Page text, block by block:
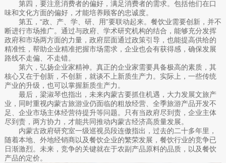
第四，要注意消费者的偏好，满足消费者的需求。包括他们在口
味和文化方面的偏好，才能培养顾客的忠诚度。
第五，“政、产、学、研、用”要联动起来。餐饮业需要创新，并不
断进行市场推广。通过与政府、学术研究机构的结合，能够充分发挥
政府和市场两方面的力量，政府层面通过政策引导，也能提高供给的
精准性，帮助企业精准把握市场需求，企业也会有获得感，确保发展
路线不走偏、不走错。
第六，弘扬企业家精神。真正的企业家需要具备极高的素质，其
核心又在于创新，不创新，就谈不上新质生产力。实际上，一些传统
产业的升级，也可以掌握新质生产力。
最后，梁淑琴也指出，未来内蒙古要抓住机遇，大力发展文旅产
业，同时重视内蒙古旅游业仍面临的粗放经营、全季旅游产品开发不
足、企业市场主体经营待提升等问题。只有当政府尽到责，企业主体
尽到责，两方协力，才能共同推动内蒙古经济高质量发展。
内蒙古政府研究室一级巡视员段连傲指出，过去的二十多年里，
随着本地、外地经销商以及餐饮企业的繁荣发展，餐饮行业的竞争已
日渐激烈。未来，竞争的关键就在于农副产品原料的品质，以及餐饮
产品的定价。